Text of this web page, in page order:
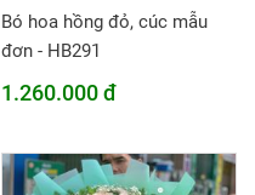
Bó hoa hồng đỏ, cúc mẫu
đơn - HB291
1.260.000 đ